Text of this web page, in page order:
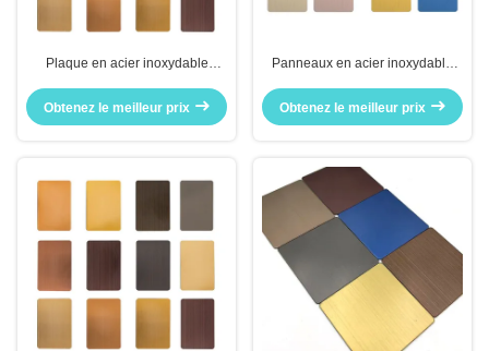
Plaque en acier inoxydable
la rouille pour la décoration
intérieure des ascenseurs
Obtenez le meilleur prix
Panneaux en acier inoxydable
de doigts pour plans de travail de
cuisine
Obtenez le meilleur prix